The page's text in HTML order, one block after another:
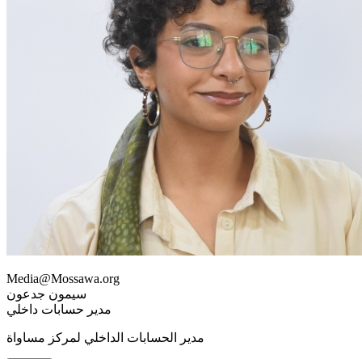
Media@Mossawa.org
سيمون جدعون
مدير حسابات داخلي
مدير الحسابات الداخلي لمركز مساواة